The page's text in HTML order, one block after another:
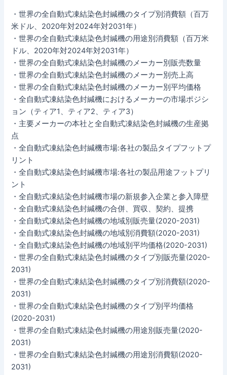
・世界の全自動式凍結染色封緘機のタイプ別消費額（百万
米ドル、2020年対2024年対2031年）
・世界の全自動式凍結染色封緘機の用途別消費額（百万米
ドル、2020年対2024年対2031年）
・世界の全自動式凍結染色封緘機のメーカー別販売数量
・世界の全自動式凍結染色封緘機のメーカー別売上高
・世界の全自動式凍結染色封緘機のメーカー別平均価格
・全自動式凍結染色封緘機におけるメーカーの市場ポジシ
ョン（ティア1、ティア2、ティア3）
・主要メーカーの本社と全自動式凍結染色封緘機の生産拠
点
・全自動式凍結染色封緘機市場:各社の製品タイプフットプ
リント
・全自動式凍結染色封緘機市場:各社の製品用途フットプリ
ント
・全自動式凍結染色封緘機市場の新規参入企業と参入障壁
・全自動式凍結染色封緘機の合併、買収、契約、提携
・全自動式凍結染色封緘機の地域別販売量(2020-2031)
・全自動式凍結染色封緘機の地域別消費額(2020-2031)
・全自動式凍結染色封緘機の地域別平均価格(2020-2031)
・世界の全自動式凍結染色封緘機のタイプ別販売量(2020-
2031)
・世界の全自動式凍結染色封緘機のタイプ別消費額(2020-
2031)
・世界の全自動式凍結染色封緘機のタイプ別平均価格
(2020-2031)
・世界の全自動式凍結染色封緘機の用途別販売量(2020-
2031)
・世界の全自動式凍結染色封緘機の用途別消費額(2020-
2031)